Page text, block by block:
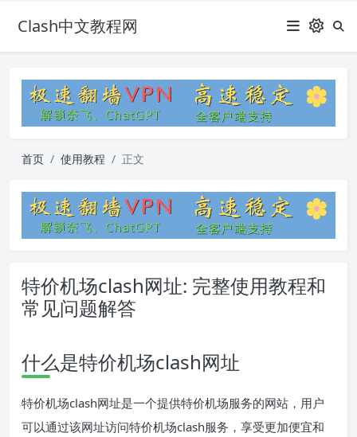
Clash中文教程网
首页 使用教程 正文
特价机场clash网址: 完整使用教程和
常见问题解答
什么是特价机场clash网址
特价机场clash网址是一个提供特价机场服务的网站，用户
可以通过该网址访问特价机场clash服务，享受更加便宜和